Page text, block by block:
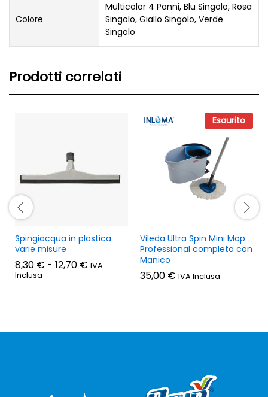
Colore
Multicolor 4 Panni, Blu Singolo, Rosa
Singolo, Giallo Singolo, Verde
Singolo
Prodotti correlati
Spingiacqua in plastica
varie misure
8,30 € - 12,70 € Fascia
IVA
Inclusa
Esaurito
Vileda Ultra Spin Mini Mop
Professional completo con
Manico
35,00 € IVA Inclusa